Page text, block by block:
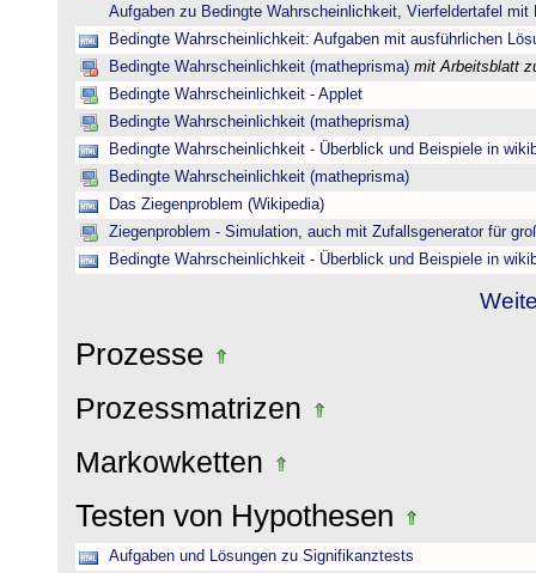
Aufgaben zu Bedingte Wahrscheinlichkeit, Vierfeldertafel mit
Bedingte Wahrscheinlichkeit: Aufgaben mit ausführlichen
Bedingte Wahrscheinlichkeit (matheprisma) mit Arbeitsblatt
Bedingte Wahrscheinlichkeit - Applet
Bedingte Wahrscheinlichkeit (matheprisma)
Bedingte Wahrscheinlichkeit - Überblick und Beispiele in
Bedingte Wahrscheinlichkeit (matheprisma)
Das Ziegenproblem (Wikipedia)
Ziegenproblem - Simulation, auch mit Zufallsgenerator für
Bedingte Wahrscheinlichkeit - Überblick und Beispiele in
Prozesse
Prozessmatrizen
Markowketten
Testen von Hypothesen
Aufgaben und Lösungen zu Signifikanztests